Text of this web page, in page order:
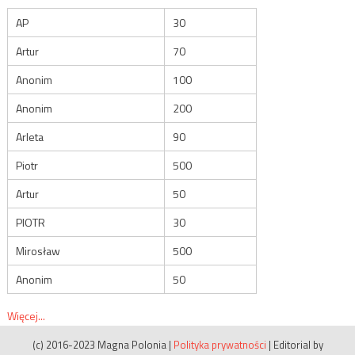
AP
30
Artur
70
Anonim
100
Anonim
200
Arleta
90
Piotr
500
Artur
50
PIOTR
30
Mirosław
500
Anonim
50
Więcej...
(c) 2016-2023 Magna Polonia | Polityka prywatności | Editorial by